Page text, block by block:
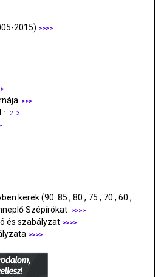
2015) >>>>
>>>
1. 2. 3.
kerek (90. 85., 80., 75., 70., 60.,
Szépírókat
>>>>
és szabályzat >>>>
>>>>